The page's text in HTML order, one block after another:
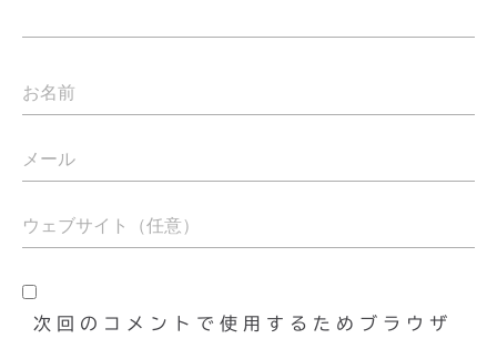
次回のコメントで使用するためブラウザ